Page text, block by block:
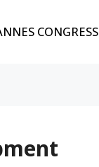
CONGRESS